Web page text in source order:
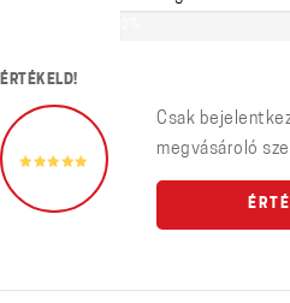
ÉRTÉKELD!
Csak
megvásároló